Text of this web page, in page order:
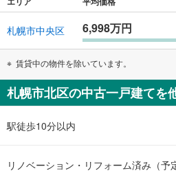
札幌市中央区 6,998万円
賃貸中の物件を除いています。
札幌市北区の中古一戸建てを
駅徒歩10分以内
リノベーション・リフォーム済み（予